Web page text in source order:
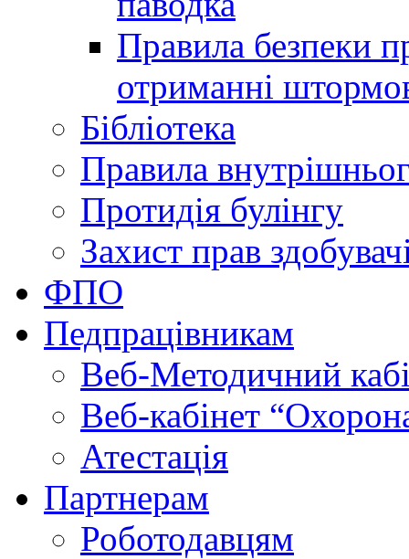
Правила безпеки
отриманні
Бібліотека
Правила
Протидія булінгу
Захист прав
ФПО
Педпрацівникам
Веб-Методичний
Веб-кабінет
Атестація
Партнерам
Роботодавцям